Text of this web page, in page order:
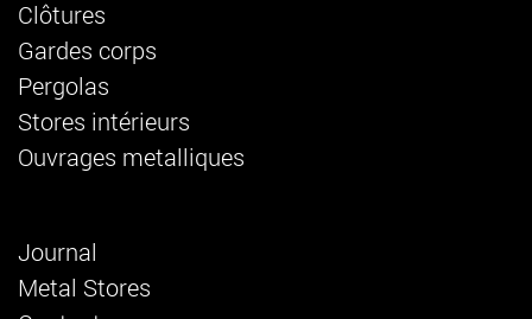
Clôtures
Gardes corps
Pergolas
Stores intérieurs
Ouvrages metalliques
Journal
Metal Stores